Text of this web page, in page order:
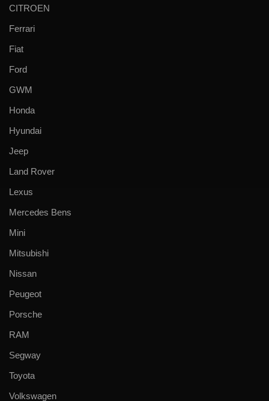
CITROEN
Ferrari
Fiat
Ford
GWM
Honda
Hyundai
Jeep
Land Rover
Lexus
Mercedes Bens
Mini
Mitsubishi
Nissan
Peugeot
Porsche
RAM
Segway
Toyota
Volkswagen